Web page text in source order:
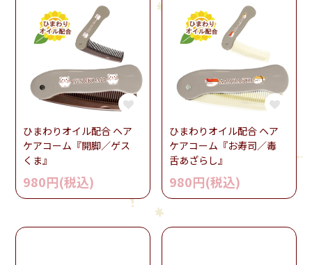
ひまわりオイル配合 ヘア
ケアコーム『開脚／ゲス
くま』
980円(税込)
ひまわりオイル配合 ヘア
ケアコーム『お寿司／毒
舌あざらし』
980円(税込)